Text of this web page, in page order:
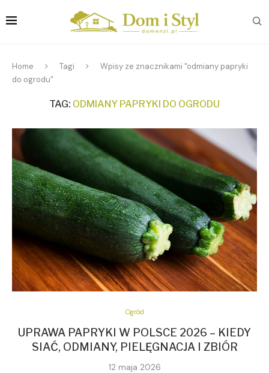
Home Tagi
Wpisy ze znacznikami "odmiany papryki
do ogrodu"
TAG: ODMIANY PAPRYKI DO OGRODU
Ogród
UPRAWA PAPRYKI W POLSCE 2026 – KIEDY
SIAĆ, ODMIANY, PIELĘGNACJA I ZBIÓR
12 maja 2026